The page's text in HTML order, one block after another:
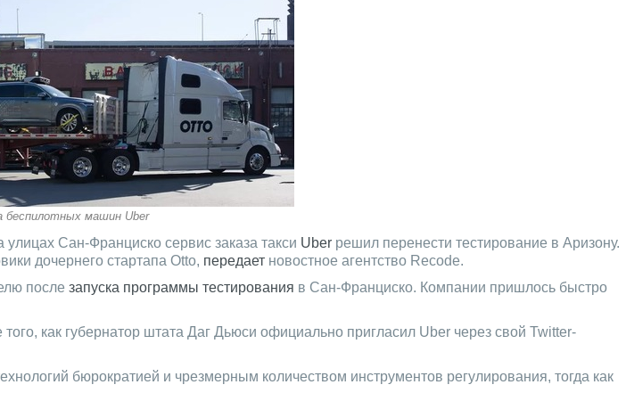
беспилотных машин Uber
Сан-Франциско сервис заказа такси Uber решил перенести тестирование в Аризону.
дочернего стартапа Otto, передает новостное агентство Recode.
после запуска программы тестирования в Сан-Франциско. Компании пришлось быстро
как губернатор штата Даг Дьюси официально пригласил Uber через свой Twitter-
бюрократией и чрезмерным количеством инструментов регулирования, тогда как